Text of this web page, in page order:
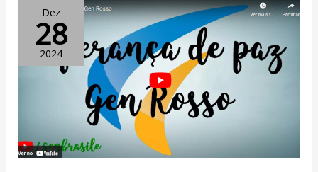
Dez
28
2024
Esperança